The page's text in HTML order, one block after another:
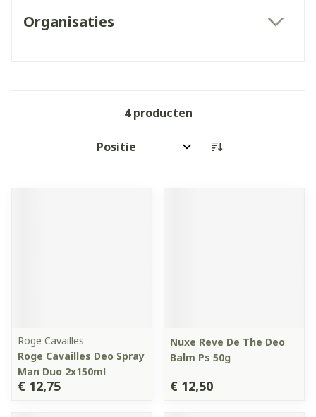
Organisaties
4producten
Sorteer op:
Roge Cavailles
Roge Cavailles Deo Spray
Man Duo 2x150ml
€ 12,75
Nuxe Reve De The Deo
Balm Ps 50g
€ 12,50